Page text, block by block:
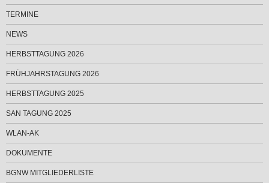
TERMINE
NEWS
HERBSTTAGUNG 2026
FRÜHJAHRSTAGUNG 2026
HERBSTTAGUNG 2025
SAN TAGUNG 2025
WLAN-AK
DOKUMENTE
BGNW MITGLIEDERLISTE